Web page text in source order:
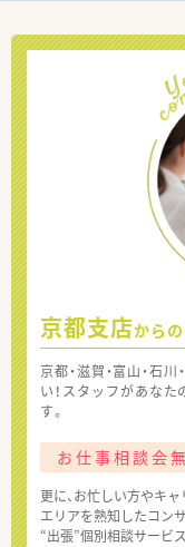
京都支店からの
京都・滋賀・富山・石
い！スタッフがあな
す。
お仕事相談会
更に、お忙しい方やキ
エリアを熟知したコン
“出張”個別相談サービ